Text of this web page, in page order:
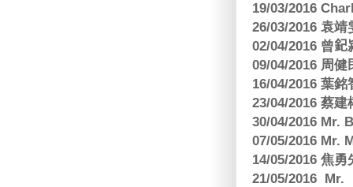
19/03/2016
26/03/2016 袁
02/04/2016 曾
09/04/2016 周
16/04/2016 葉
23/04/2016 蔡
30/04/2016 Mr.
07/05/2016 Mr.
14/05/2016 焦
21/05/2016